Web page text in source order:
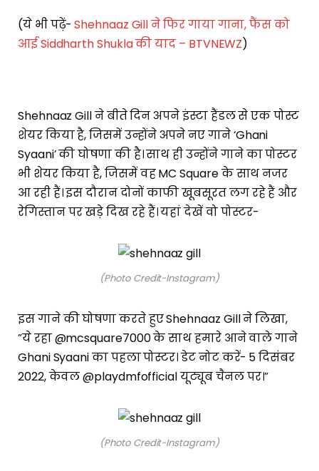
(ये भी पढ़ें-Shehnaaz Gill ने फिर गाया गाना, फैंस को
आई Siddharth Shukla की याद – BTVNEWZ)
Shehnaaz Gill ने बीते दिन अपने इंस्टा हैंडल से एक पोस्ट
शेयर किया है, जिसमें उन्होंने अपने नए गाने ‘Ghani
Syaani’ की घोषणा की है। साथ ही उन्होंने गाने का पोस्टर
भी शेयर किया है, जिसमें वह MC Square के साथ नजर
आ रही हैं। इस दौरान दोनों काफी खूबसूरत लग रहे हैं और
रेगिस्तान पर खड़े दिख रहे हैं। यहां देखें वो पोस्टर-
(Photo Credit-Instagram)
इस गाने की घोषणा करते हुए Shehnaaz Gill ने लिखा,
”ये रहा @mcsquare7000 के साथ हमारे आने वाले गाने
Ghani Syaani का पहला पोस्टर। डेट नोट करें- 5 दिसंबर
2022, केवल @playdmfofficial यूट्यूब चैनल पर।”
(Photo Credit-Instagram)